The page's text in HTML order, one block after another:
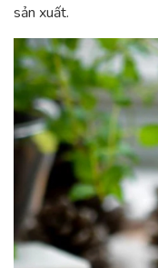
sản xuất.